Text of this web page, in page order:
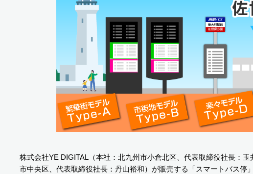
株式会社YE DIGITAL（本社：北九州市小倉北区、代表取締役社長：
市中央区、代表取締役社長：丹山裕和）が販売する「スマートバス